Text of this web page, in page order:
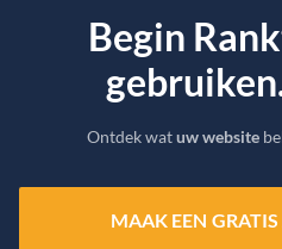
Begin
Ontdek watuw website
MAAK EEN